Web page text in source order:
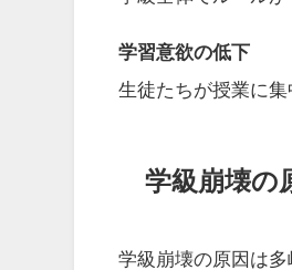
学習意欲の低下
生徒たちが授業に集
学級崩壊の
学級崩壊の原因は多